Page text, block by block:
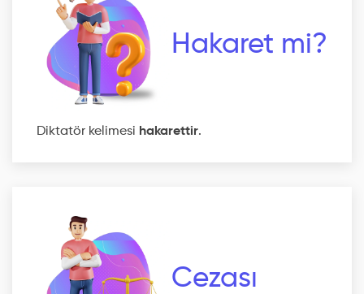
Hakaret mi?
Diktatör kelimesi hakarettir.
Cezası